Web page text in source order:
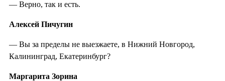
— Верно, так и есть.
Алексей Пичугин
— Вы за пределы не выезжаете, в Нижний Новгород,
Калининград, Екатеринбург?
Маргарита Зорина